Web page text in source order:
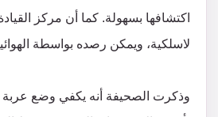
اكتشافها بسهولة. كما أن مركز
لاسلكية، ويمكن رصده بواسطة
وذكرت الصحيفة أنه يكفي وضع